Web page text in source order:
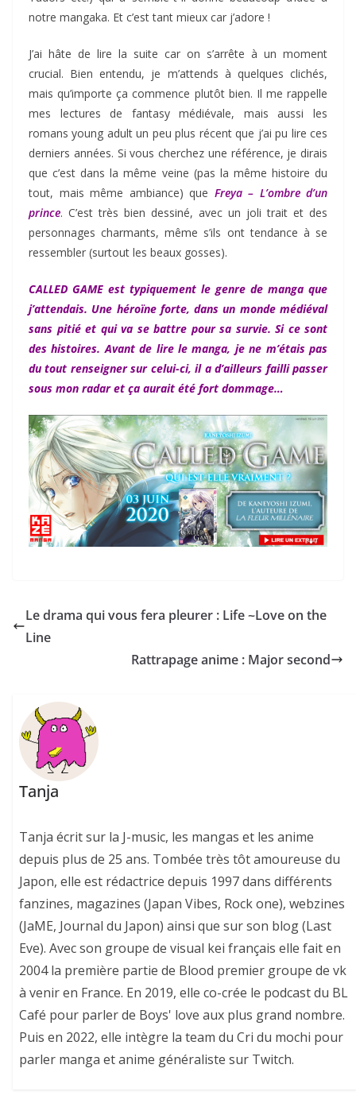
notre mangaka. Et c’est tant mieux car j’adore !
J’ai hâte de lire la suite car on s’arrête à un moment
crucial. Bien entendu, je m’attends à quelques clichés,
mais qu’importe ça commence plutôt bien. Il me rappelle
mes lectures de fantasy médiévale, mais aussi les
romans young adult un peu plus récent que j’ai pu lire ces
derniers années. Si vous cherchez une référence, je dirais
que c’est dans la même veine (pas la même histoire du
tout, mais même ambiance) que Freya – L’ombre d’un
prince. C’est très bien dessiné, avec un joli trait et des
personnages charmants, même s’ils ont tendance à se
ressembler (surtout les beaux gosses).
CALLED GAME est typiquement le genre de manga que
j’attendais. Une héroïne forte, dans un monde médiéval
sans pitié et qui va se battre pour sa survie. Si ce sont
des histoires. Avant de lire le manga, je ne m’étais pas
du tout renseigner sur celui-ci, il a d’ailleurs failli passer
sous mon radar et ça aurait été fort dommage…
Le drama qui vous fera pleurer : Life ~Love on the
Line
Rattrapage anime : Major second
Tanja
Tanja écrit sur la J-music, les mangas et les anime
depuis plus de 25 ans. Tombée très tôt amoureuse du
Japon, elle est rédactrice depuis 1997 dans différents
fanzines, magazines (Japan Vibes, Rock one), webzines
(JaME, Journal du Japon) ainsi que sur son blog (Last
Eve). Avec son groupe de visual kei français elle fait en
2004 la première partie de Blood premier groupe de vk
à venir en France. En 2019, elle co-crée le podcast du BL
Café pour parler de Boys' love aux plus grand nombre.
Puis en 2022, elle intègre la team du Cri du mochi pour
parler manga et anime généraliste sur Twitch.